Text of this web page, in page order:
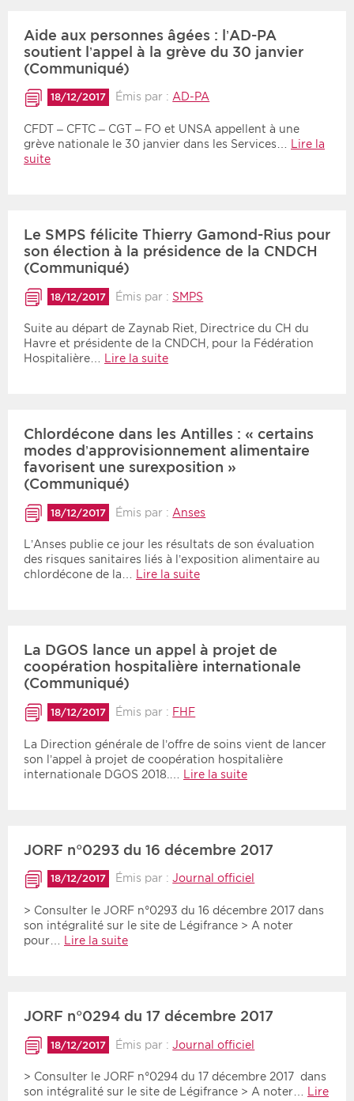
Aide aux personnes âgées : l’AD-PA
soutient l’appel à la grève du 30 janvier
(Communiqué)
18/12/2017 Émis par :AD-PA
CFDT – CFTC – CGT – FO et UNSA appellent à une
grève nationale le 30 janvier dans les Services…
Lire la
suite
Le SMPS félicite Thierry Gamond-Rius pour
son élection à la présidence de la CNDCH
(Communiqué)
18/12/2017 Émis par : SMPS
Suite au départ de Zaynab Riet, Directrice du CH du
Havre et présidente de la CNDCH, pour la Fédération
Hospitalière…
Lire la suite
Chlordécone dans les Antilles : « certains
modes d’approvisionnement alimentaire
favorisent une surexposition »
(Communiqué)
18/12/2017 Émis par : Anses
L’Anses publie ce jour les résultats de son évaluation
des risques sanitaires liés à l’exposition alimentaire au
chlordécone de la… Lire la suite
La DGOS lance un appel à projet de
coopération hospitalière internationale
(Communiqué)
18/12/2017 Émis par : FHF
La Direction générale de l’offre de soins vient de lancer
son l’appel à projet de coopération hospitalière
internationale DGOS 2018.…
Lire la suite
JORF n°0293 du 16 décembre 2017
18/12/2017 Émis par :Journal officiel
> Consulter le JORF n°0293 du 16 décembre 2017 dans
son intégralité sur le site de Légifrance > A noter
pour…
Lire la suite
JORF n°0294 du 17 décembre 2017
18/12/2017 Émis par :Journal officiel
> Consulter le JORF n°0294 du 17 décembre 2017 dans
son intégralité sur le site de Légifrance > A noter…
Lire